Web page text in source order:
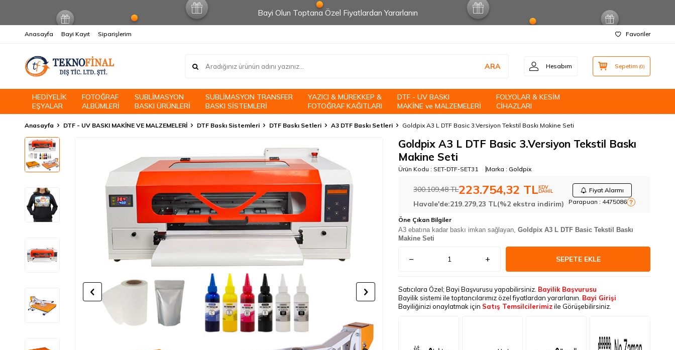
Bayi Olun Toptana Özel Fiyatlardan Yararlanın
Anasayfa Bayi Kayıt Siparişlerim Favoriler
ARA Hesabım Sepetim (0)
HEDİYELİK
EŞYALAR
FOTOĞRAF
ALBÜMLERİ
SUBLİMASYON
BASKI ÜRÜNLERİ
SUBLİMASYON TRANSFER
BASKI SİSTEMLERİ
YAZICI & MÜREKKEP &
FOTOĞRAF KAĞITLARI
DTF - UV BASKI
MAKİNE ve MALZEMELERİ
FOLYOLAR & KESİM
CİHAZLARI
Anasayfa DTF - UV BASKI MAKİNE VE MALZEMELERİ DTF Baskı Sistemleri DTF Baskı Setleri A3 DTF Baskı Setleri Goldpix A3 L DTF Basic 3.Versiyon Tekstil Baskı Makine Seti
Goldpix A3 L DTF Basic 3.Versiyon Tekstil Baskı
Makine Seti
Ürün Kodu : SET-DTF-SET31 Marka :Goldpix
300.109,48TL223.754,32 TLKDV
DAHİL
Fiyat Alarmı
Parapuan : 4475086 ?
Havale'de:219.279,23 TL(%2 ekstra indirim)
Öne Çıkan Bilgiler
A3 ebatına kadar baskı imkan sağlayan,Goldpix A3 L DTF Basic Tekstil Baskı
Makine Seti
SEPETE EKLE
Satıcılara Özel; Bayi Başvurusu yapabilirsiniz. Bayilik Başvurusu
Bayilik sistemi ile toptancılarımız özel fiyatlardan yararlanın. Bayi Girişi
Bayiliğinizi onaylatmak için Satış Temsilcilerimizile Görüşebilirsiniz.